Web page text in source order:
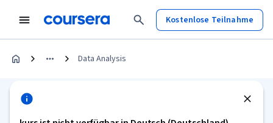
Kostenlose Teilnahme
Data Analysis